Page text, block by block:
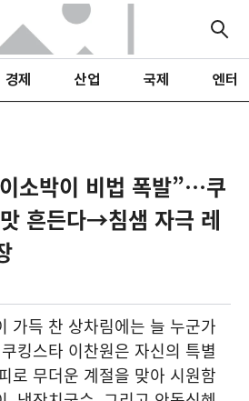
경제 산업 국제 엔터
소박이 비법 폭발”…쿠
흔든다→침샘 자극 레
가득 찬 상차림에는 늘 누군가
킹스타 이찬원은 자신의 특별
로 무더운 계절을 맞아 시원함